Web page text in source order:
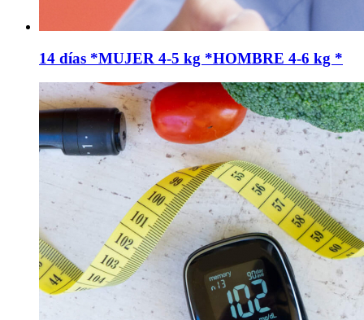
14 días *MUJER 4-5 kg *HOMBRE 4-6 kg *